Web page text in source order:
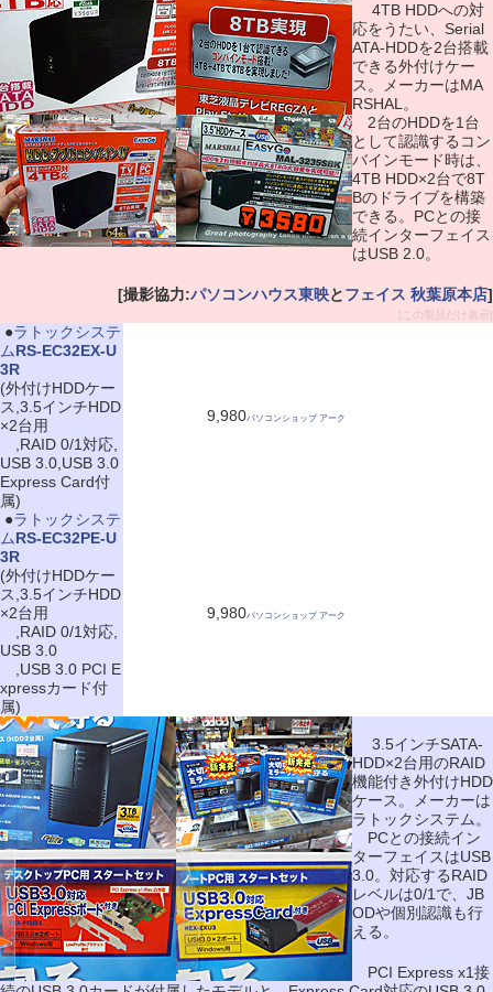
4TB HDDへの対
応をうたい、Serial
ATA-HDDを2台搭載
できる外付けケー
ス。メーカーはMA
RSHAL。
2台のHDDを1台
として認識するコン
バインモード時は、
4TB HDD×2台で8T
Bのドライブを構築
できる。PCとの接
続インターフェイス
はUSB 2.0。
[撮影協力:パソコンハウス東映とフェイス 秋葉原本店]
[この製品だけ表示]
●ラトックシステ
ムRS-EC32EX-U
3R
(外付けHDDケー
ス,3.5インチHDD
×2台用
,RAID 0/1対応,
USB 3.0,USB 3.0
Express Card付
属)
9,980パソコンショップ アーク
●ラトックシステ
ムRS-EC32PE-U
3R
(外付けHDDケー
ス,3.5インチHDD
×2台用
,RAID 0/1対応,
USB 3.0
,USB 3.0 PCI E
xpressカード付
属)
9,980パソコンショップ アーク
3.5インチSATA-
HDD×2台用のRAID
機能付き外付けHDD
ケース。メーカーは
ラトックシステム。
PCとの接続イン
ターフェイスはUSB
3.0。対応するRAID
レベルは0/1で、JB
ODや個別認識も行
える。
PCI Express x1接